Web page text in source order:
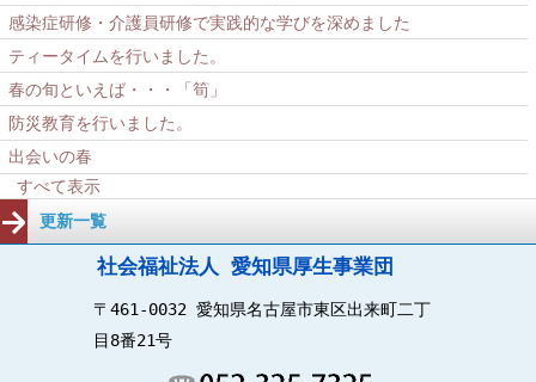
感染症研修・介護員研修で実践的な学びを深めました
ティータイムを行いました。
春の旬といえば・・・「筍」
防災教育を行いました。
出会いの春
すべて表示
更新一覧
社会福祉法人 愛知県厚生事業団
〒461-0032 愛知県名古屋市東区出来町二丁
目8番21号